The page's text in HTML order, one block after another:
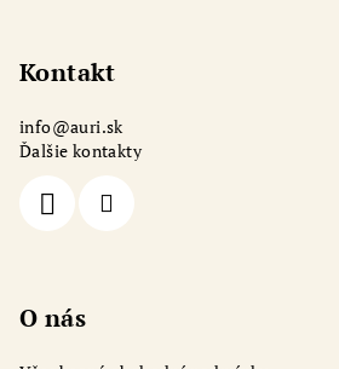
Kontakt
info@auri.sk
Ďalšie kontakty
O nás